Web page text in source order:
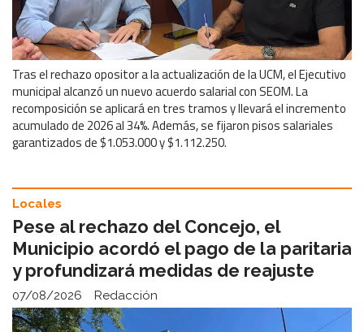
Tras el rechazo opositor a la actualización de la UCM, el Ejecutivo
municipal alcanzó un nuevo acuerdo salarial con SEOM. La
recomposición se aplicará en tres tramos y llevará el incremento
acumulado de 2026 al 34%. Además, se fijaron pisos salariales
garantizados de $1.053.000 y $1.112.250.
Pese al rechazo del Concejo, el
Municipio acordó el pago de la paritaria
y profundizará medidas de reajuste
Redacción
Locales
07/08/2026